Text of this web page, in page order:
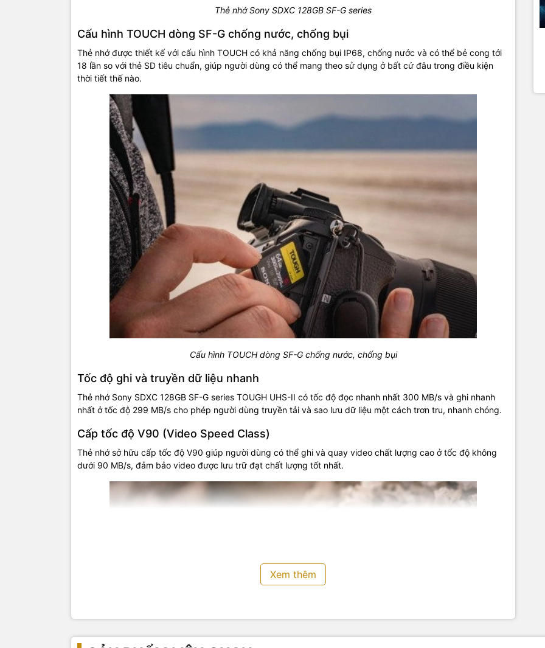
Thẻ nhớ Sony SDXC 128GB SF-G series
Cấu hình TOUCH dòng SF-G chống nước, chống bụi
Thẻ nhớ được thiết kế với cấu hình TOUCH có khả năng chống bụi IP68, chống nước và có thể bẻ cong tới
18 lần so với thẻ SD tiêu chuẩn, giúp người dùng có thể mang theo sử dụng ở bất cứ đâu trong điều kiện
thời tiết thế nào.
Cấu hình TOUCH dòng SF-G chống nước, chống bụi
Tốc độ ghi và truyền dữ liệu nhanh
Thẻ nhớ Sony SDXC 128GB SF-G series TOUGH UHS-II có tốc độ đọc nhanh nhất 300 MB/s và ghi nhanh
nhất ở tốc độ 299 MB/s cho phép người dùng truyền tải và sao lưu dữ liệu một cách trơn tru, nhanh chóng.
Cấp tốc độ V90 (Video Speed Class)
Thẻ nhớ sở hữu cấp tốc độ V90 giúp người dùng có thể ghi và quay video chất lượng cao ở tốc độ không
dưới 90 MB/s, đảm bảo video được lưu trữ đạt chất lượng tốt nhất.
Xem thêm